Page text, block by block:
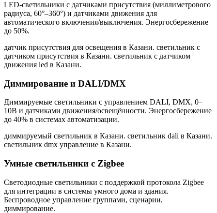
LED-светильники с датчиками присутствия (миллиметрового
радиуса, 60°–360°) и датчиками движения для
автоматического включения/выключения. Энергосбережение
до 50%.
датчик присутствия для освещения в Казани. светильник с
датчиком присутствия в Казани. светильник с датчиком
движения led в Казани.
Диммирование и DALI/DMX
Диммируемые светильники с управлением DALI, DMX, 0–
10В и датчиками движения/освещённости. Энергосбережение
до 40% в системах автоматизации.
диммируемый светильник в Казани. светильник dali в Казани.
светильник dmx управление в Казани.
Умные светильники с Zigbee
Светодиодные светильники с поддержкой протокола Zigbee
для интеграции в системы умного дома и здания.
Беспроводное управление группами, сценарии,
диммирование.